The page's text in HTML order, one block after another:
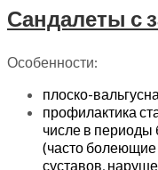
Особенности:
плоско-
профилактика
числе в периоды
(часто болеющие
суставов,